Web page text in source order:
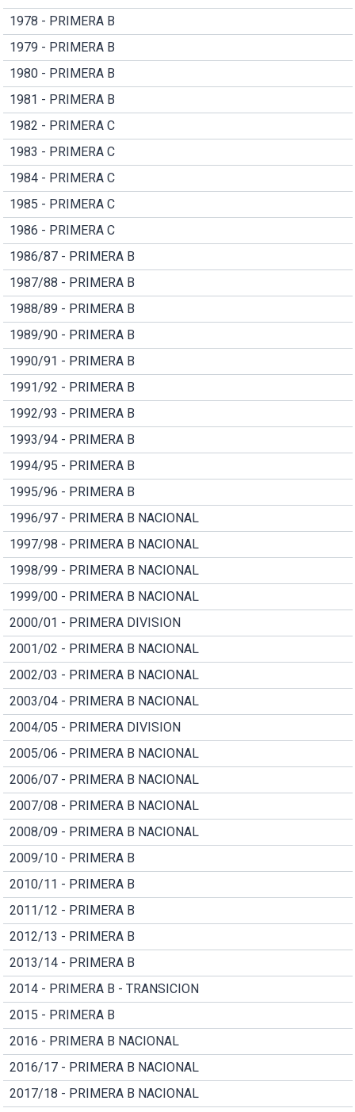
1978 - PRIMERA B
1979 - PRIMERA B
1980 - PRIMERA B
1981 - PRIMERA B
1982 - PRIMERA C
1983 - PRIMERA C
1984 - PRIMERA C
1985 - PRIMERA C
1986 - PRIMERA C
1986/87 - PRIMERA B
1987/88 - PRIMERA B
1988/89 - PRIMERA B
1989/90 - PRIMERA B
1990/91 - PRIMERA B
1991/92 - PRIMERA B
1992/93 - PRIMERA B
1993/94 - PRIMERA B
1994/95 - PRIMERA B
1995/96 - PRIMERA B
1996/97 - PRIMERA B NACIONAL
1997/98 - PRIMERA B NACIONAL
1998/99 - PRIMERA B NACIONAL
1999/00 - PRIMERA B NACIONAL
2000/01 - PRIMERA DIVISION
2001/02 - PRIMERA B NACIONAL
2002/03 - PRIMERA B NACIONAL
2003/04 - PRIMERA B NACIONAL
2004/05 - PRIMERA DIVISION
2005/06 - PRIMERA B NACIONAL
2006/07 - PRIMERA B NACIONAL
2007/08 - PRIMERA B NACIONAL
2008/09 - PRIMERA B NACIONAL
2009/10 - PRIMERA B
2010/11 - PRIMERA B
2011/12 - PRIMERA B
2012/13 - PRIMERA B
2013/14 - PRIMERA B
2014 - PRIMERA B - TRANSICION
2015 - PRIMERA B
2016 - PRIMERA B NACIONAL
2016/17 - PRIMERA B NACIONAL
2017/18 - PRIMERA B NACIONAL